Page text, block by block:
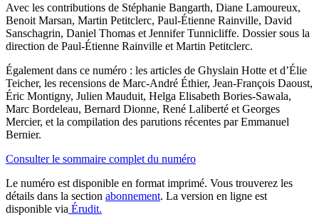
Avec les contributions de Stéphanie Bangarth, Diane Lamoureux,
Benoit Marsan, Martin Petitclerc, Paul-Étienne Rainville, David
Sanschagrin, Daniel Thomas et Jennifer Tunnicliffe. Dossier sous la
direction de Paul-Étienne Rainville et Martin Petitclerc.
Également dans ce numéro : les articles de Ghyslain Hotte et d’Élie
Teicher, les recensions de Marc-André Éthier, Jean-François Daoust,
Éric Montigny, Julien Mauduit, Helga Elisabeth Bories-Sawala,
Marc Bordeleau, Bernard Dionne, René Laliberté et Georges
Mercier, et la compilation des parutions récentes par Emmanuel
Bernier.
Consulter le sommaire complet du numéro
Le numéro est disponible en format imprimé. Vous trouverez les
détails dans la section abonnement. La version en ligne est
disponible via Érudit.